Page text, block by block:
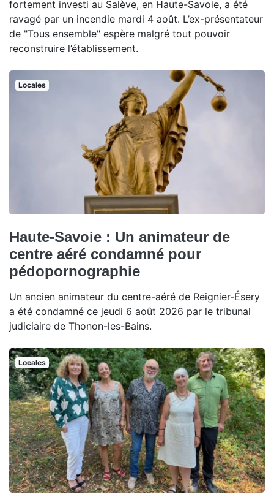
fortement investi au Salève, en Haute-Savoie, a été
ravagé par un incendie mardi 4 août. L’ex-présentateur
de "Tous ensemble" espère malgré tout pouvoir
reconstruire l’établissement.
Locales
Haute-Savoie : Un animateur de
centre aéré condamné pour
pédopornographie
Un ancien animateur du centre-aéré de Reignier-Ésery
a été condamné ce jeudi 6 août 2026 par le tribunal
judiciaire de Thonon-les-Bains.
Locales